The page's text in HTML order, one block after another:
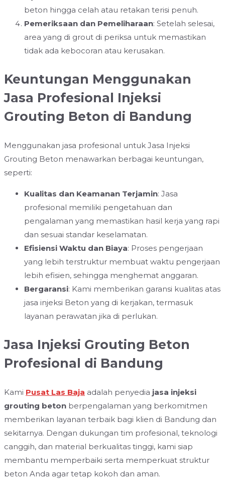
beton hingga celah atau retakan terisi penuh.
Pemeriksaan dan Pemeliharaan: Setelah selesai,
area yang di grout di periksa untuk memastikan
tidak ada kebocoran atau kerusakan.
Keuntungan Menggunakan
Jasa Profesional Injeksi
Grouting Beton di Bandung
Menggunakan jasa profesional untuk Jasa Injeksi
Grouting Beton menawarkan berbagai keuntungan,
seperti:
Kualitas dan Keamanan Terjamin: Jasa
profesional memiliki pengetahuan dan
pengalaman yang memastikan hasil kerja yang rapi
dan sesuai standar keselamatan.
Efisiensi Waktu dan Biaya: Proses pengerjaan
yang lebih terstruktur membuat waktu pengerjaan
lebih efisien, sehingga menghemat anggaran.
Bergaransi: Kami memberikan garansi kualitas atas
jasa injeksi Beton yang di kerjakan, termasuk
layanan perawatan jika di perlukan.
Jasa Injeksi Grouting Beton
Profesional di Bandung
Kami Pusat Las Baja adalah penyedia jasa injeksi
grouting beton berpengalaman yang berkomitmen
memberikan layanan terbaik bagi klien di Bandung dan
sekitarnya. Dengan dukungan tim profesional, teknologi
canggih, dan material berkualitas tinggi, kami siap
membantu memperbaiki serta memperkuat struktur
beton Anda agar tetap kokoh dan aman.